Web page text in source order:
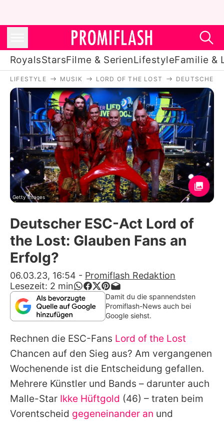
RoyalsStarsFilme & SerienLifestyleFamilie &
Royals
Stars
Filme & Serien
Lifestyle
Familie & Liebe
Promiflash Exklusiv
Alle Themen auf Promiflash
App runterladen
Team
Redaktionelle Richtlinien
Impressum
Datenschutzerklärung
Nutzungsbedingungen
Utiq verwalten
LIFESTYLE MUSIK LORD OF THE LOST DEUTSCHER
Getty Images
Deutscher ESC-Act Lord of
the Lost: Glauben Fans an
Erfolg?
06.03.23, 16:54 - Promiflash Redaktion
Lesezeit: 2 min
Damit du die spannendsten
Promiflash-News auch bei
Google siehst.
Rechnen die ESC-Fans Lord of the Lost
Chancen auf den Sieg aus? Am vergangenen
Wochenende ist die Entscheidung gefallen.
Mehrere Künstler und Bands – darunter auch
Malle-Star Ikke Hüftgold (46) – traten beim
Vorentscheid gegeneinander an und